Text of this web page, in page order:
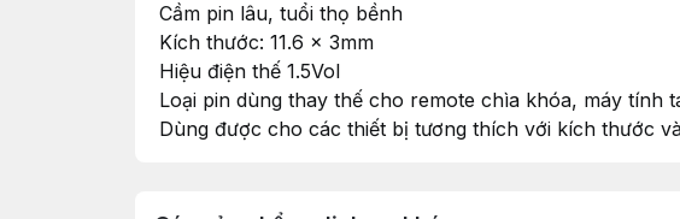
Cầm pin lâu, tuổi thọ bềnh
Kích thước: 11.6 x 3mm
Hiệu điện thế 1.5Vol
Loại pin dùng thay thế cho remote chìa khóa, máy tính
Dùng được cho các thiết bị tương thích với kích thước